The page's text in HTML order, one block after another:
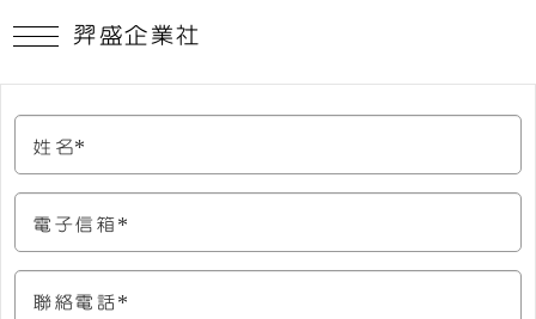
姓名*
電子信箱*
聯絡電話*
羿盛企業社